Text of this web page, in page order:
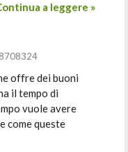
a leggere »
offre dei buoni
il tempo di
vuole avere
come queste